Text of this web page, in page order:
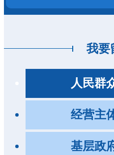
我要
人民群
经营主
基层政